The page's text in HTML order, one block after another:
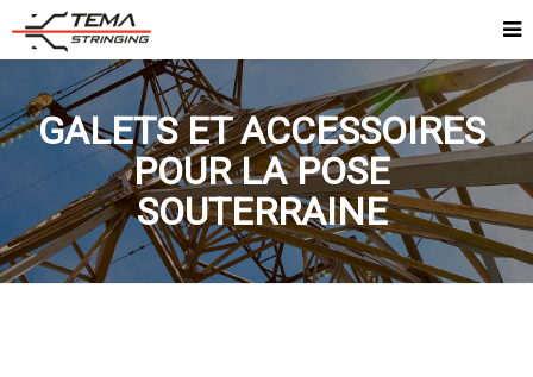
GALETS ET ACCESSOIRES
POUR LA POSE
SOUTERRAINE